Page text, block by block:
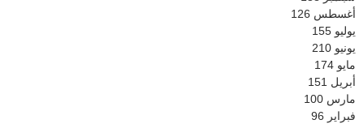
أغسطس 126
يوليو 155
يونيو 210
مايو 174
أبريل 151
مارس 100
فبراير 96